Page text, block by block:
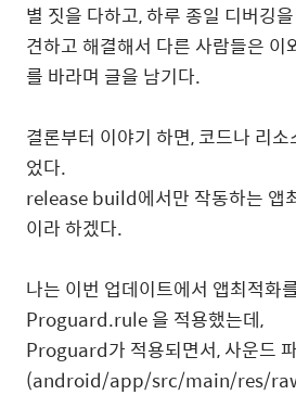
별 짓을 다하고, 하루 종일 디버깅
견하고 해결해서 다른 사람들은 이
를 바라며 글을 남기다.
결론부터 이야기 하면, 코드나 리
었다.
release build에서만 작동하는 앱
이라 하겠다.
나는 이번 업데이트에서 앱최적화
Proguard.rule 을 적용했는데,
Proguard가 적용되면서, 사운드
(android/app/src/main/res/